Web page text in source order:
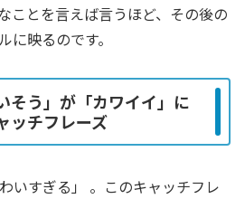
ことを言えば言うほど、その後の
に映るのです。
う」が「カワイイ」に
ッチフレーズ
いすぎる」 。このキャッチフレ